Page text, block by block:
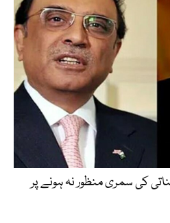
کی سمری منظور نہ ہونے پر